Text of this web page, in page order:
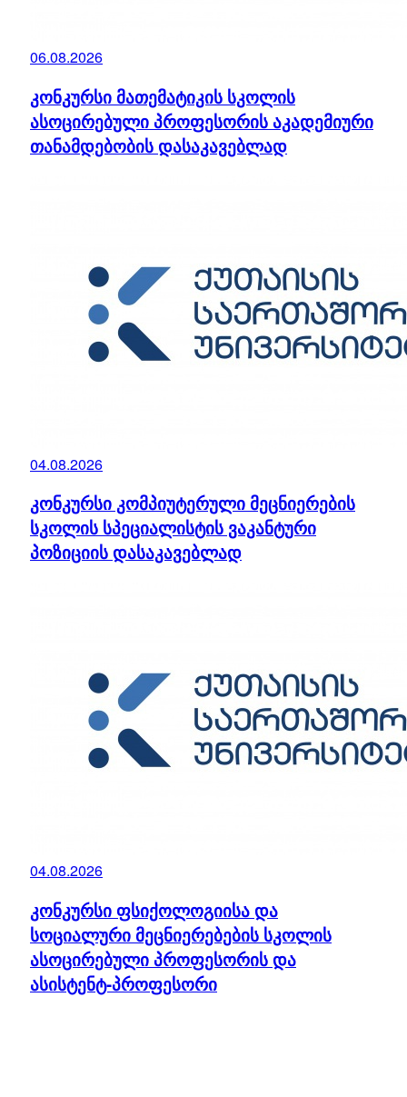
06.08.2026
კონკურსი მათემატიკის სკოლის
ასოცირებული პროფესორის აკადემიური
თანამდებობის დასაკავებლად
04.08.2026
კონკურსი კომპიუტერული მეცნიერების
სკოლის სპეციალისტის ვაკანტური
პოზიციის დასაკავებლად
04.08.2026
კონკურსი ფსიქოლოგიისა და
სოციალური მეცნიერებების სკოლის
ასოცირებული პროფესორის და
ასისტენტ-პროფესორი